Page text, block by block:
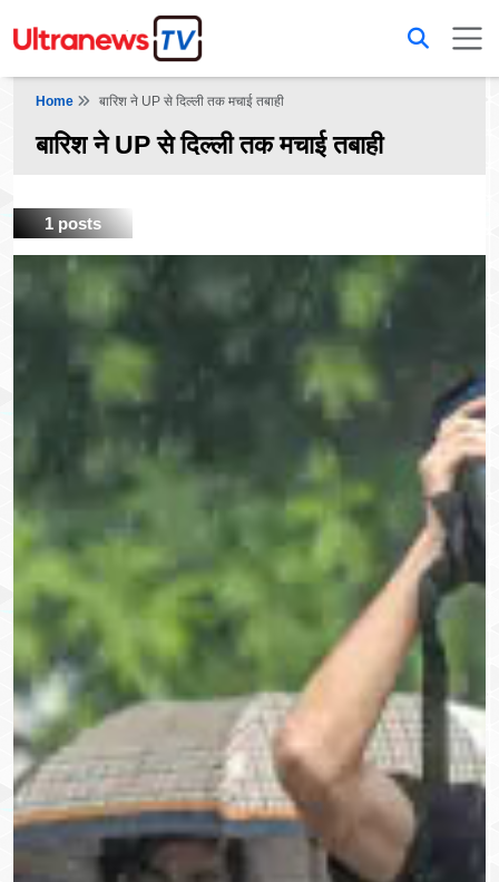
Home बारिश ने UP से दिल्ली तक मचाई तबाही
बारिश ने UP से दिल्ली तक मचाई तबाही
1 posts